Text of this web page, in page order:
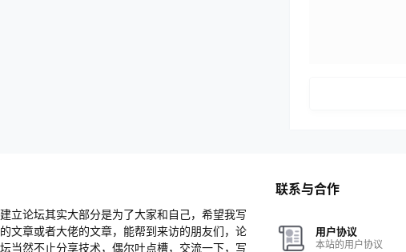
建立论坛其实大部分是为了大家和自己，希望我写
的文章或者大佬的文章，能帮到来访的朋友们，论
坛当然不止分享技术，偶尔吐点槽，交流一下，写
联系与合作
用户协议
本站的用户协议